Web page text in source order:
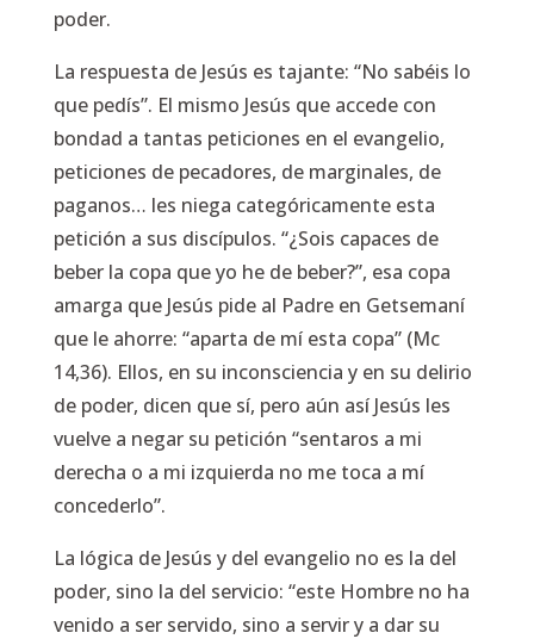
poder.
La respuesta de Jesús es tajante: “No sabéis lo
que pedís”. El mismo Jesús que accede con
bondad a tantas peticiones en el evangelio,
peticiones de pecadores, de marginales, de
paganos… les niega categóricamente esta
petición a sus discípulos. “¿Sois capaces de
beber la copa que yo he de beber?”, esa copa
amarga que Jesús pide al Padre en Getsemaní
que le ahorre: “aparta de mí esta copa” (Mc
14,36). Ellos, en su inconsciencia y en su delirio
de poder, dicen que sí, pero aún así Jesús les
vuelve a negar su petición “sentaros a mi
derecha o a mi izquierda no me toca a mí
concederlo”.
La lógica de Jesús y del evangelio no es la del
poder, sino la del servicio: “este Hombre no ha
venido a ser servido, sino a servir y a dar su